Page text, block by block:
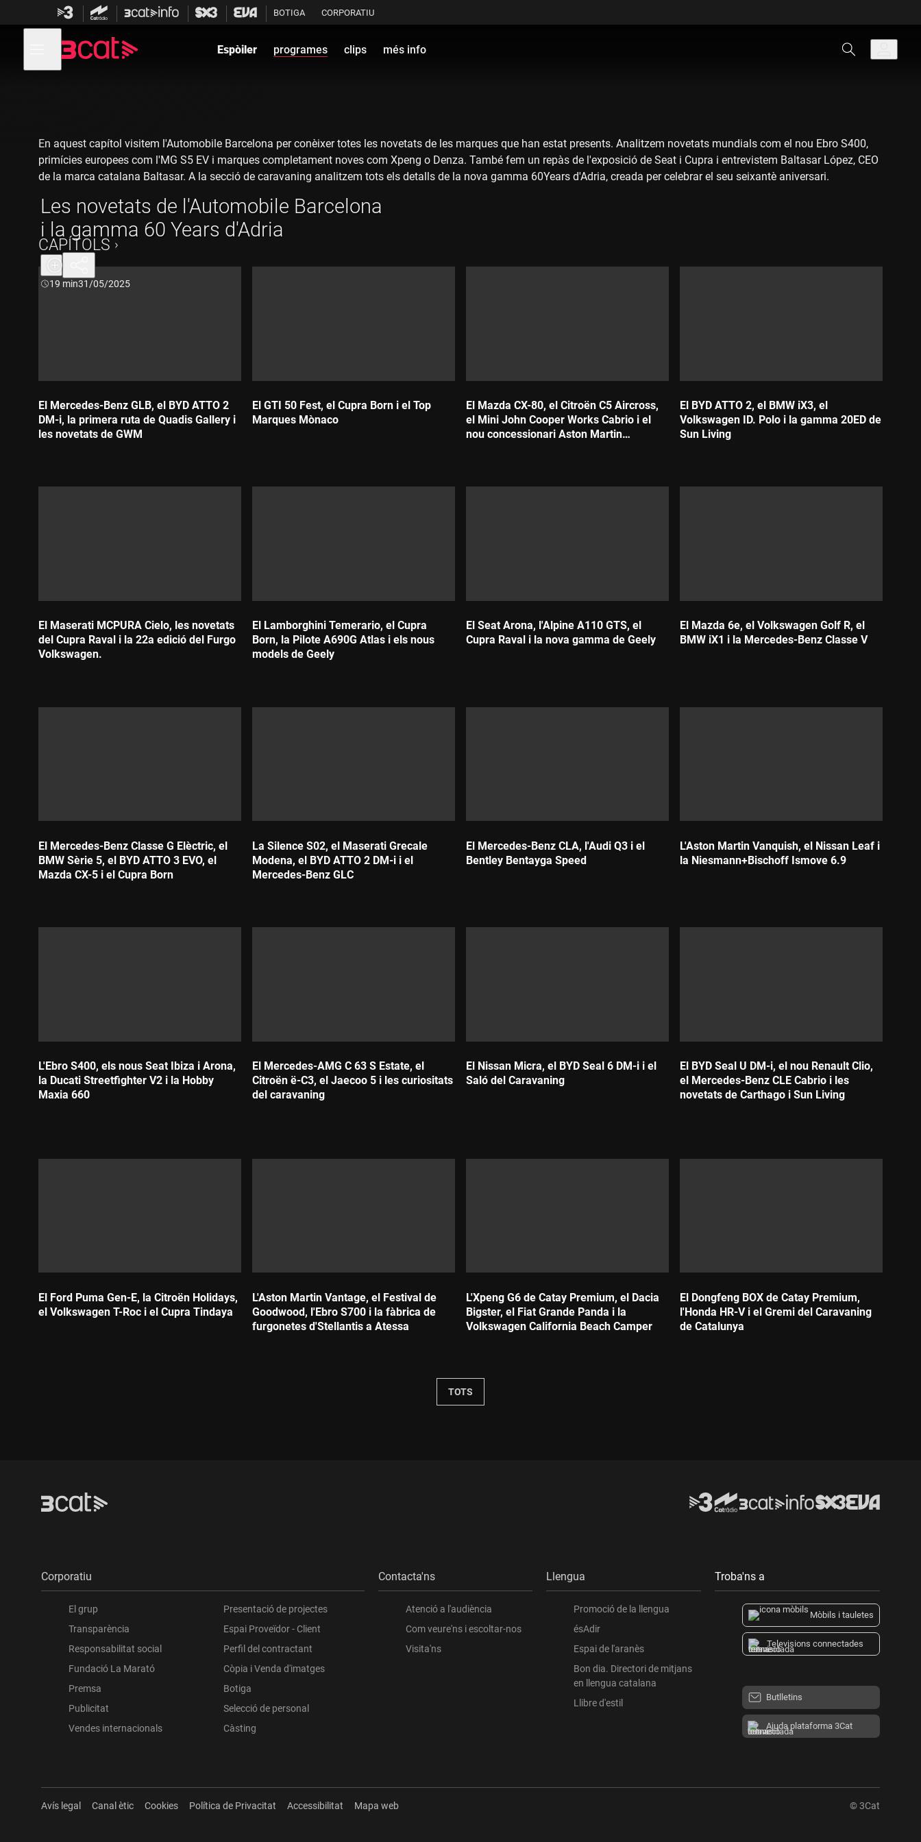
contingut
BOTIGA CORPORATIU
menú
de
Espòiler programes clips més info
Les novetats de l'Automobile Barcelona
i la gamma 60 Years d'Adria
Durada:
19 min31/05/2025
En aquest capítol visitem l'Automobile Barcelona per conèixer totes les novetats de les marques que han estat presents. Analitzem novetats mundials com el nou Ebro S400,
primícies europees com l'MG S5 EV i marques completament noves com Xpeng o Denza. També fem un repàs de l'exposició de Seat i Cupra i entrevistem Baltasar López, CEO
de la marca catalana Baltasar. A la secció de caravaning analitzem tots els detalls de la nova gamma 60Years d'Adria, creada per celebrar el seu seixantè aniversari.
CAPÍTOLS
El Mercedes-Benz GLB, el BYD ATTO 2
DM-i, la primera ruta de Quadis Gallery i
les novetats de GWM
El GTI 50 Fest, el Cupra Born i el Top
Marques Mònaco
El Mazda CX-80, el Citroën C5 Aircross,
el Mini John Cooper Works Cabrio i el
nou concessionari Aston Martin
El BYD ATTO 2, el BMW iX3, el
Volkswagen ID. Polo i la gamma 20ED de
Sun Living
El Maserati MCPURA Cielo, les novetats
del Cupra Raval i la 22a edició del Furgo
Volkswagen.
El Lamborghini Temerario, el Cupra
Born, la Pilote A690G Atlas i els nous
models de Geely
El Seat Arona, l'Alpine A110 GTS, el
Cupra Raval i la nova gamma de Geely
El Mazda 6e, el Volkswagen Golf R, el
BMW iX1 i la Mercedes-Benz Classe V
El Mercedes-Benz Classe G Elèctric, el
BMW Sèrie 5, el BYD ATTO 3 EVO, el
Mazda CX-5 i el Cupra Born
La Silence S02, el Maserati Grecale
Modena, el BYD ATTO 2 DM-i i el
Mercedes-Benz GLC
El Mercedes-Benz CLA, l'Audi Q3 i el
Bentley Bentayga Speed
L'Aston Martin Vanquish, el Nissan Leaf i
la Niesmann+Bischoff Ismove 6.9
L'Ebro S400, els nous Seat Ibiza i Arona,
la Ducati Streetfighter V2 i la Hobby
Maxia 660
El Mercedes-AMG C 63 S Estate, el
Citroën ë-C3, el Jaecoo 5 i les curiositats
del caravaning
El Nissan Micra, el BYD Seal 6 DM-i i el
Saló del Caravaning
El BYD Seal U DM-i, el nou Renault Clio,
el Mercedes-Benz CLE Cabrio i les
novetats de Carthago i Sun Living
El Ford Puma Gen-E, la Citroën Holidays,
el Volkswagen T-Roc i el Cupra Tindaya
L'Aston Martin Vantage, el Festival de
Goodwood, l'Ebro S700 i la fàbrica de
furgonetes d'Stellantis a Atessa
L'Xpeng G6 de Catay Premium, el Dacia
Bigster, el Fiat Grande Panda i la
Volkswagen California Beach Camper
El Dongfeng BOX de Catay Premium,
l'Honda HR-V i el Gremi del Caravaning
de Catalunya
TOTS
Corporatiu
El grup
Transparència
Responsabilitat social
Fundació La Marató
Premsa
Publicitat
Vendes internacionals
Presentació de projectes
Espai Proveïdor - Client
Perfil del contractant
Còpia i Venda d'imatges
Botiga
Selecció de personal
Càsting
Contacta'ns
Atenció a l'audiència
Com veure'ns i escoltar-nos
Visita'ns
Llengua
Promoció de la llengua
ésAdir
Espai de l'aranès
Bon dia. Directori de mitjans
en llengua catalana
Llibre d'estil
Troba'ns a
Mòbils i tauletes
Televisions connectades
Butlletins
Ajuda plataforma 3Cat
Avís legal Canal ètic Cookies Política de Privacitat Accessibilitat Mapa web © 3Cat